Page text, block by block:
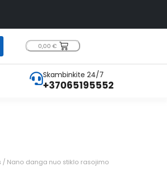
0,00€
Skambinkite 24/7
+37065195552
/ Nano danga nuo stiklo rasojimo